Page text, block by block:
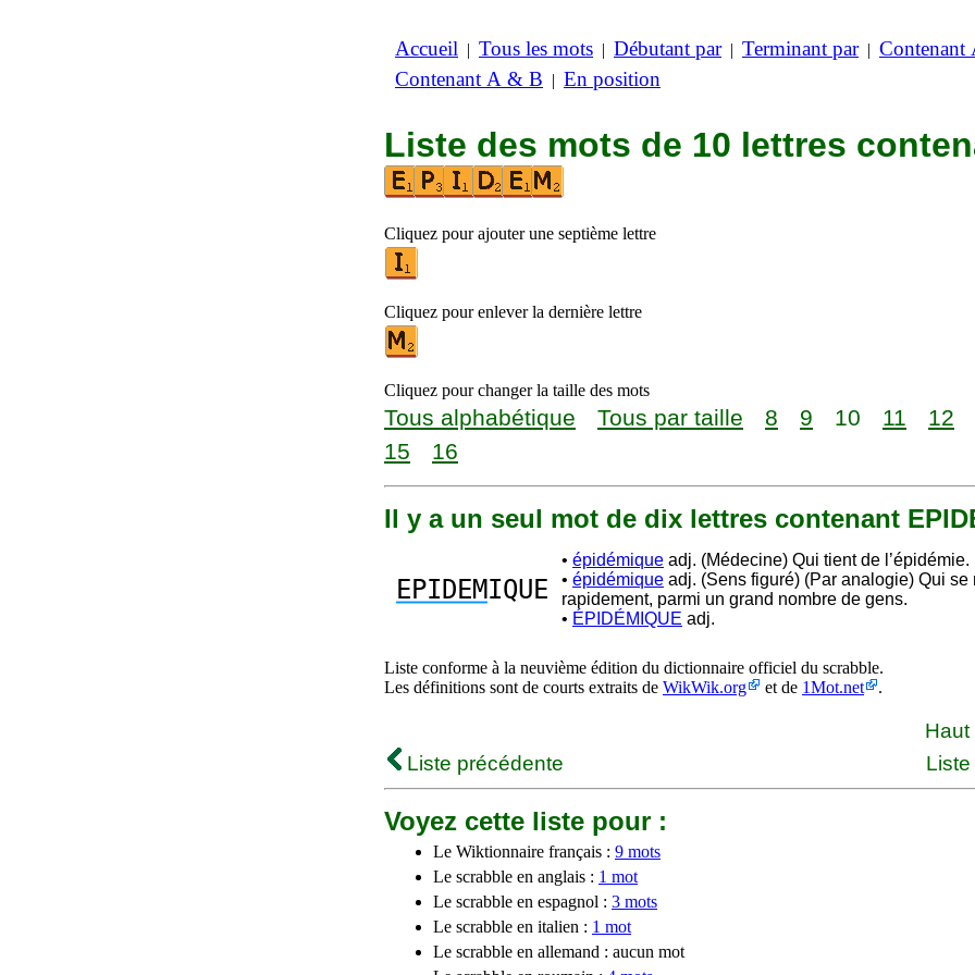
Accueil | Tous les mots | Débutant par| Terminant par| Contenant
Contenant A & B | En position
Liste des mots de 10 lettres
Cliquez pour ajouter une septième lettre
Cliquez pour enlever la dernière lettre
Cliquez pour changer la taille des mots
Tous alphabétique Tous par taille 8 9 10 11 12
15
16
Il y a un seul mot de dix lettres contenant
EPIDEMIQUE
• épidémique adj. (Médecine) Qui tient de l’épidémie.
• épidémique adj. (Sens figuré) (Par analogie) Qui se
rapidement, parmi un grand nombre de gens.
• ÉPIDÉMIQUE adj.
Liste conforme à la neuvième édition du dictionnaire officiel du scrabble.
Les définitions sont de courts extraits de WikWik.org et de 1Mot.net .
Haut
Liste précédente
Voyez cette liste pour :
Le Wiktionnaire français : 9 mots
Le scrabble en anglais : 1 mot
Le scrabble en espagnol : 3 mots
Le scrabble en italien : 1 mot
Le scrabble en allemand : aucun mot